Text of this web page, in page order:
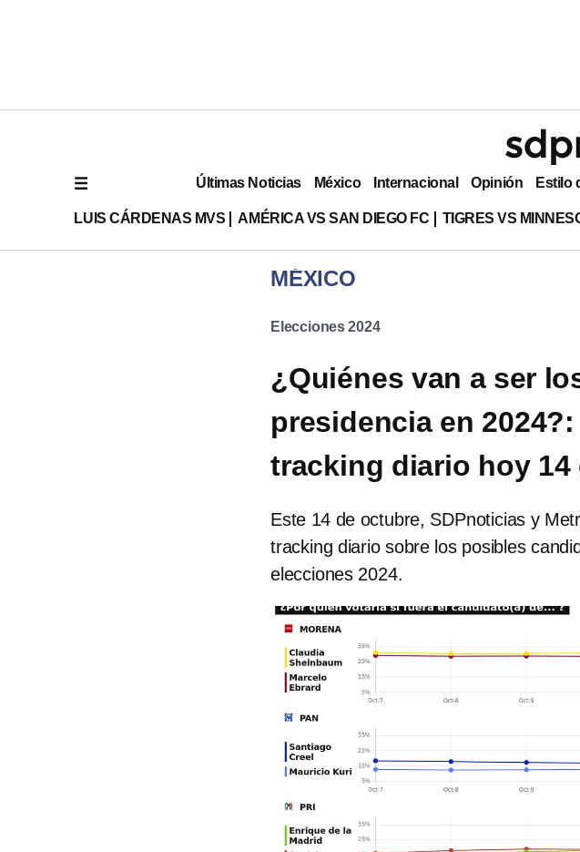
Últimas Noticias México Internacional Opinión Estilo
LUIS CÁRDENAS MVS AMÉRICA VS SAN DIEGO FC TIGRES VS
MÉXICO
Elecciones 2024
¿Quiénes van a ser
presidencia en
tracking diario hoy 14
Este 14 de octubre, SDPnoticias y
tracking diario sobre los posibles
elecciones 2024.